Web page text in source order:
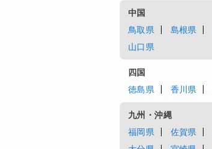
中国
鳥取県
島根県
山口県
四国
徳島県
香川県
九州・沖縄
福岡県
佐賀県